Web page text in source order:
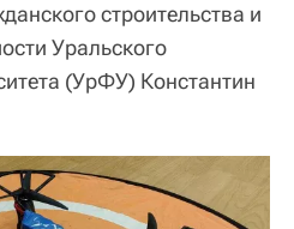
строительства и
Уральского
(УрФУ) Константин